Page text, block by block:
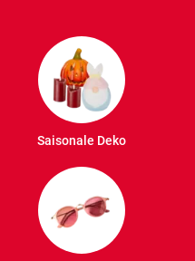
Saisonale Deko